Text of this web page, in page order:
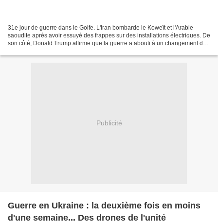
31e jour de guerre dans le Golfe. L'Iran bombarde le Koweït et l'Arabie
saoudite après avoir essuyé des frappes sur des installations électriques. De
son côté, Donald Trump affirme que la guerre a abouti à un changement de
Publicité
Guerre en Ukraine : la deuxième fois en moins
d'une semaine... Des drones de l'unité